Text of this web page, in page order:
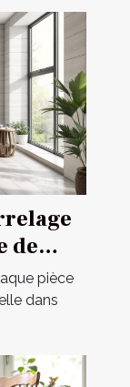
de
pièce
dans